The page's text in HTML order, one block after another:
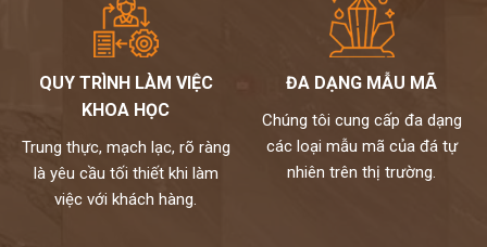
QUY TRÌNH LÀM VIỆC
KHOA HỌC
Trung thực, mạch lạc, rõ ràng
là yêu cầu tối thiết khi làm
việc với khách hàng.
ĐA DẠNG MẪU MÃ
Chúng tôi cung cấp đa dạng
các loại mẫu mã của đá tự
nhiên trên thị trường.